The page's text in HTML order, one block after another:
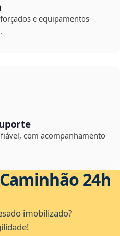
e equipamentos
com acompanhamento
24h
imobilizado?